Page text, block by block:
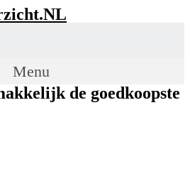
Menu
de goedkoopste